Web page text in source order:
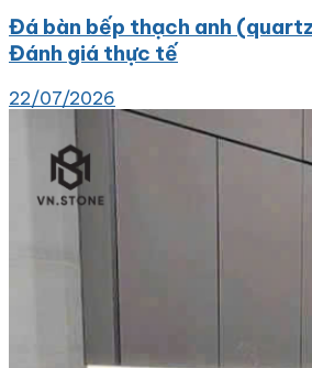
Đá bàn bếp thạch anh
Đánh giá thực tế
22/07/2026